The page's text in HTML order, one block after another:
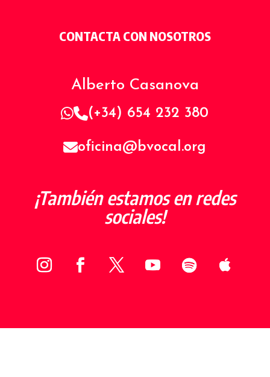
CONTACTA CON NOSOTROS
Alberto Casanova
(+34) 654 232 380
oficina@bvocal.org
¡También estamos en redes
sociales!